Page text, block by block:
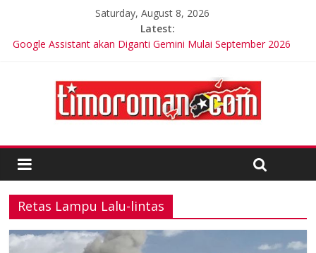
Saturday, August 8, 2026
Latest:
Google Assistant akan Diganti Gemini Mulai September 2026
Timor-Leste Meluncurkan Kabel Bawah Laut Internasional
Friends of Lacluta Bangga Membina Kepemimpinan Lokal di
Timor Leste
Retas Lampu Lalu-lintas